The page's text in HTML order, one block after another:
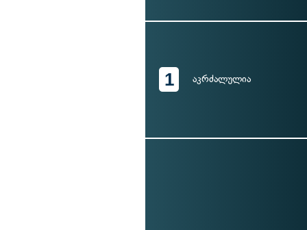
1 აკრძალულია